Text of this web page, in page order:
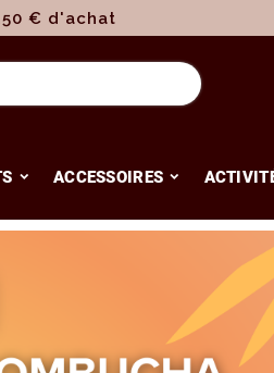
€ d'achat
ACCESSOIRES